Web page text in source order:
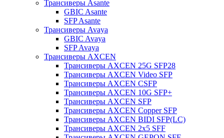
Трансиверы Asante
GBIC Asante
SFP Asante
Трансиверы Avaya
GBIC Avaya
SFP Avaya
Трансиверы AXCEN
Трансиверы AXCEN 25G SFP28
Трансиверы AXCEN Video SFP
Трансиверы AXCEN CSFP
Трансиверы AXCEN 10G SFP+
Трансиверы AXCEN SFP
Трансиверы AXCEN Copper SFP
Трансиверы AXCEN BIDI SFP(LC)
Трансиверы AXCEN 2x5 SFF